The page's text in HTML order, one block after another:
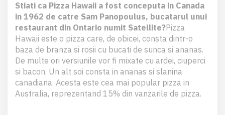
Stiati ca Pizza Hawaii a fost conceputa in Canada
in 1962 de catre Sam Panopoulus, bucatarul unui
restaurant din Ontario numit Satellite?Pizza
Hawaii este o pizza care, de obicei, consta dintr-o
baza de branza si rosii cu bucati de sunca si ananas.
De multe ori versiunile vor fi mixate cu ardei, ciuperci
si bacon. Un alt soi consta in ananas si slanina
canadiana. Acesta este cea mai popular pizza in
Australia, reprezentand 15% din vanzarile de pizza.